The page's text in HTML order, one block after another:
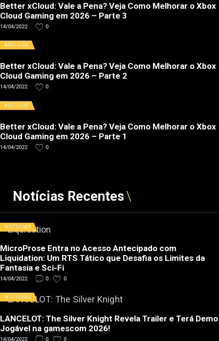
Better xCloud: Vale a Pena? Veja Como Melhorar o Xbox
Cloud Gaming em 2026 – Parte 3
14/04/2022 0
ARTIGOS
Better xCloud: Vale a Pena? Veja Como Melhorar o Xbox
Cloud Gaming em 2026 – Parte 2
14/04/2022 0
ARTIGOS
Better xCloud: Vale a Pena? Veja Como Melhorar o Xbox
Cloud Gaming em 2026 – Parte 1
14/04/2022 0
Notícias Recentes
NOTÍCIAS
MicroProse Entra no Acesso Antecipado com
Liquidation: Um RTS Tático que Desafia os Limites da
Fantasia e Sci-Fi
14/04/2022 0 0
NOTÍCIAS
LANCELOT: The Silver Knight Revela Trailer e Terá Demo
Jogável na gamescom 2026!
14/04/2022 0 0